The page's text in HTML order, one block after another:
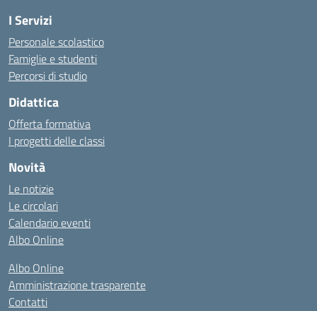
I Servizi
Personale scolastico
Famiglie e studenti
Percorsi di studio
Didattica
Offerta formativa
I progetti delle classi
Novità
Le notizie
Le circolari
Calendario eventi
Albo Online
Albo Online
Amministrazione trasparente
Contatti